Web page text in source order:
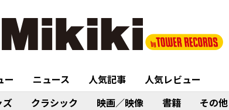
ー ニュース 人気記事
人気レビュー
ズ クラシック 映画／映像 書籍 その他